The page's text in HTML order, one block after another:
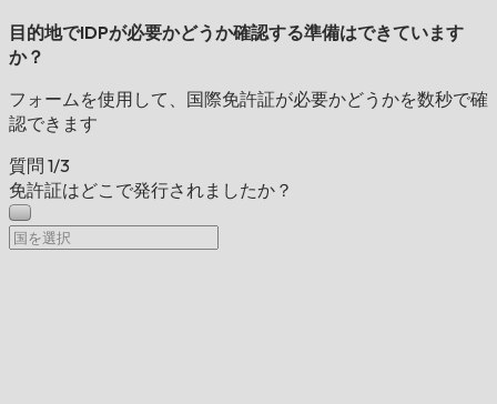
目的地でIDPが必要かどうか確認する準備はできています
か？
フォームを使用して、国際免許証が必要かどうかを数秒で確
認できます
質問 1/3
免許証はどこで発行されましたか？